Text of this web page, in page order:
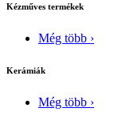
Kézműves termékek
Még több ›
Kerámiák
Még több ›